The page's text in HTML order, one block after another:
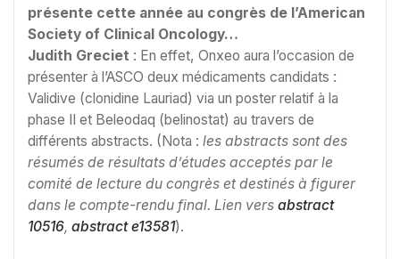
présente cette année au congrès de l’American
Society of Clinical Oncology…
Judith Greciet : En effet, Onxeo aura l’occasion de
présenter à l’ASCO deux médicaments candidats :
Validive (clonidine Lauriad) via un poster relatif à la
phase II et Beleodaq (belinostat) au travers de
différents abstracts. (Nota : les abstracts sont des
résumés de résultats d’études acceptés par le
comité de lecture du congrès et destinés à figurer
dans le compte-rendu final. Lien vers abstract
10516, abstract e13581).